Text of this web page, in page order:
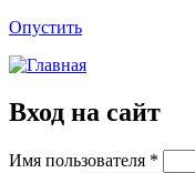
Опустить
Вход на сайт
Имя пользователя *